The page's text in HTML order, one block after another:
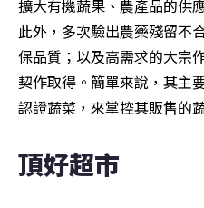
擴大有機蔬果、農產品的供
此外，多次驗出農藥殘留不
保品質；以及高需求的大宗
契作取得。簡單來說，其主
認證蔬菜，來掌控其販售的
頂好超市